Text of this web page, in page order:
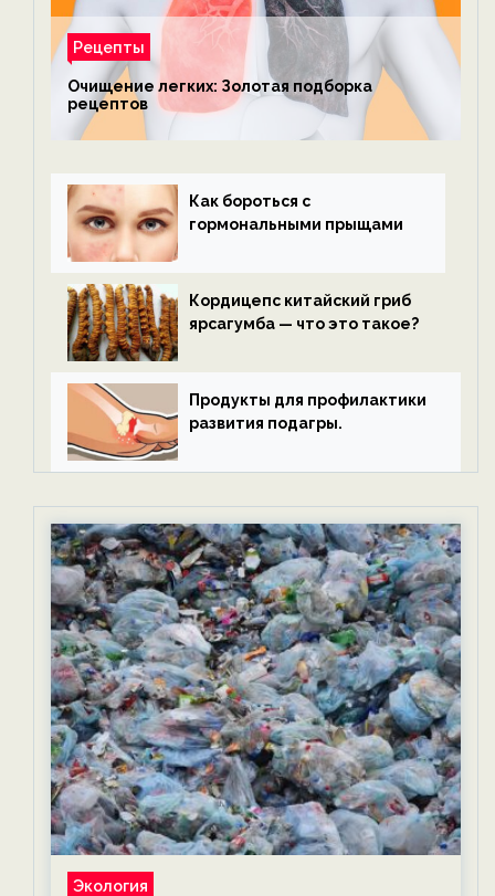
Рецепты
Очищение легких: Золотая подборка
рецептов
Как бороться с
гормональными прыщами
Кордицепс китайский гриб
ярсагумба — что это такое?
Продукты для профилактики
развития подагры.
Экология